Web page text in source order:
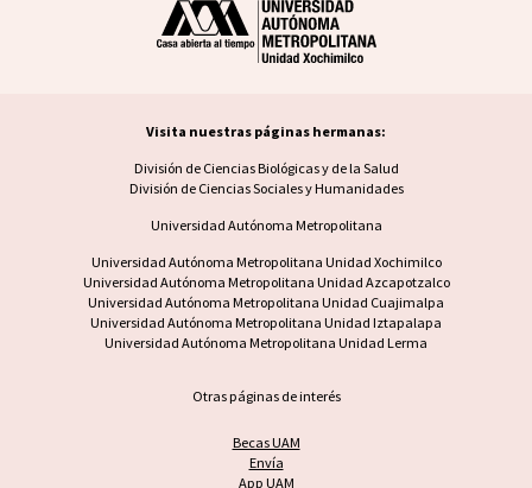
Visita nuestras páginas hermanas:
Visita nuestras páginas hermanas
División de Ciencias Biológicas y de la Salud
División de Ciencias Sociales y Humanidades
Universidad Autónoma Metropolitana
Footer UAM unidad
Universidad Autónoma Metropolitana Unidad Xochimilco
Universidad Autónoma Metropolitana Unidad Azcapotzalco
Universidad Autónoma Metropolitana Unidad Cuajimalpa
Universidad Autónoma Metropolitana Unidad Iztapalapa
Universidad Autónoma Metropolitana Unidad Lerma
Otras páginas de interés
Becas UAM
Envía
App UAM